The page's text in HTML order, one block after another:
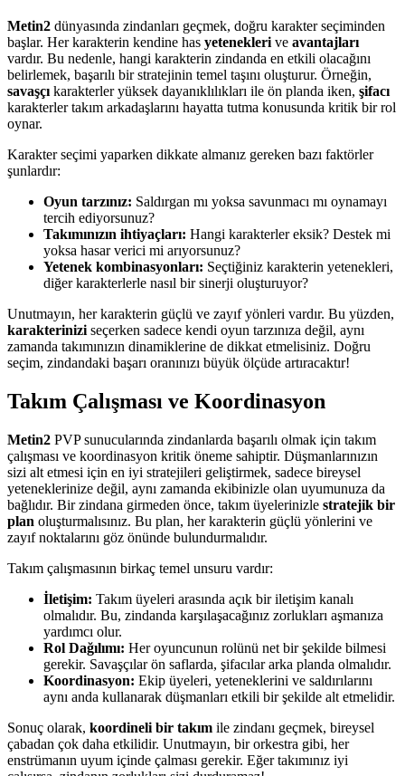
Metin2 dünyasında zindanları geçmek, doğru karakter seçiminden
başlar. Her karakterin kendine has yetenekleri ve avantajları
vardır. Bu nedenle, hangi karakterin zindanda en etkili olacağını
belirlemek, başarılı bir stratejinin temel taşını oluşturur. Örneğin,
savaşçı karakterler yüksek dayanıklılıkları ile ön planda iken, şifacı
karakterler takım arkadaşlarını hayatta tutma konusunda kritik bir rol
oynar.
Karakter seçimi yaparken dikkate almanız gereken bazı faktörler
şunlardır:
Oyun tarzınız: Saldırgan mı yoksa savunmacı mı oynamayı
tercih ediyorsunuz?
Takımınızın ihtiyaçları: Hangi karakterler eksik? Destek mi
yoksa hasar verici mi arıyorsunuz?
Yetenek kombinasyonları: Seçtiğiniz karakterin yetenekleri,
diğer karakterlerle nasıl bir sinerji oluşturuyor?
Unutmayın, her karakterin güçlü ve zayıf yönleri vardır. Bu yüzden,
karakterinizi seçerken sadece kendi oyun tarzınıza değil, aynı
zamanda takımınızın dinamiklerine de dikkat etmelisiniz. Doğru
seçim, zindandaki başarı oranınızı büyük ölçüde artıracaktır!
Takım Çalışması ve Koordinasyon
Metin2 PVP sunucularında zindanlarda başarılı olmak için takım
çalışması ve koordinasyon kritik öneme sahiptir. Düşmanlarınızın
sizi alt etmesi için en iyi stratejileri geliştirmek, sadece bireysel
yeteneklerinize değil, aynı zamanda ekibinizle olan uyumunuza da
bağlıdır. Bir zindana girmeden önce, takım üyelerinizle stratejik bir
plan oluşturmalısınız. Bu plan, her karakterin güçlü yönlerini ve
zayıf noktalarını göz önünde bulundurmalıdır.
Takım çalışmasının birkaç temel unsuru vardır:
İletişim: Takım üyeleri arasında açık bir iletişim kanalı
olmalıdır. Bu, zindanda karşılaşacağınız zorlukları aşmanıza
yardımcı olur.
Rol Dağılımı: Her oyuncunun rolünü net bir şekilde bilmesi
gerekir. Savaşçılar ön saflarda, şifacılar arka planda olmalıdır.
Koordinasyon: Ekip üyeleri, yeteneklerini ve saldırılarını
aynı anda kullanarak düşmanları etkili bir şekilde alt etmelidir.
Sonuç olarak, koordineli bir takım ile zindanı geçmek, bireysel
çabadan çok daha etkilidir. Unutmayın, bir orkestra gibi, her
enstrümanın uyum içinde çalması gerekir. Eğer takımınız iyi